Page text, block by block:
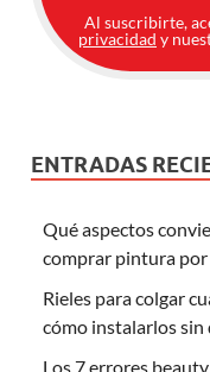
Al suscribirte,
privacidad y
ENTRADAS
Qué aspectos
comprar pintura
Rieles para colgar
cómo instalarlos sin
Los 7 errores